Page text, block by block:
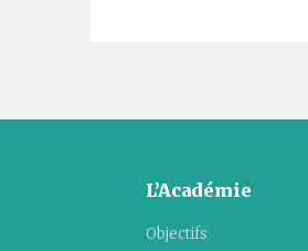
L’Académie
Objectifs